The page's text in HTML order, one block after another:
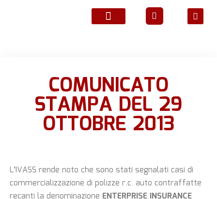
COMUNICATO
STAMPA DEL 29
OTTOBRE 2013
L’IVASS rende noto che sono stati segnalati casi di
commercializzazione di polizze r.c. auto contraffatte
recanti la denominazione ENTERPRISE INSURANCE